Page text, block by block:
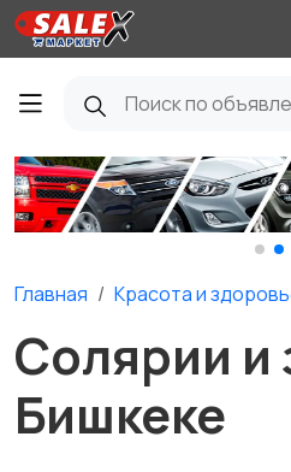
Главная Красота и
Солярии и
Бишкеке